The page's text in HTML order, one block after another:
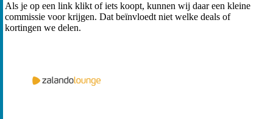
Als je op een link klikt of iets koopt, kunnen wij daar een kleine
commissie voor krijgen. Dat beïnvloedt niet welke deals of
kortingen we delen.